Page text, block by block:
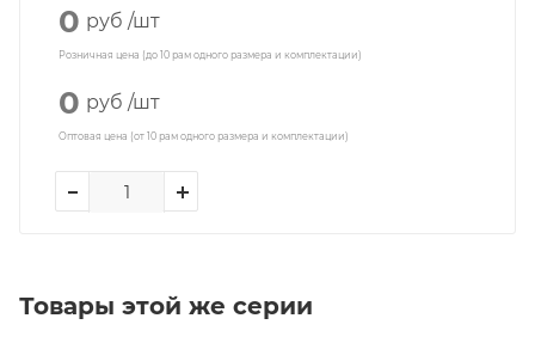
0 руб /шт
Розничная цена (до 10 рам одного размера и комплектации)
0 руб /шт
Оптовая цена (от 10 рам одного размера и комплектации)
Товары этой же серии